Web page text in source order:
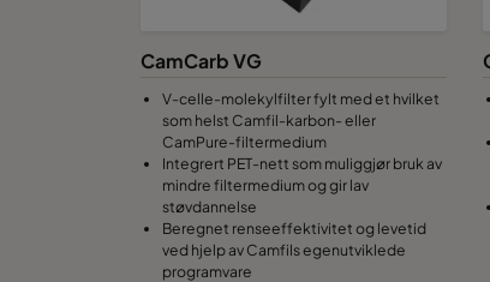
CamCarb VG
V-celle-molekylfilter fylt med et hvilket
som helst Camfil-karbon- eller
CamPure-filtermedium
Integrert PET-nett som muliggjør bruk av
mindre filtermedium og gir lav
støvdannelse
Beregnet renseeffektivitet og levetid
ved hjelp av Camfils egenutviklede
programvare